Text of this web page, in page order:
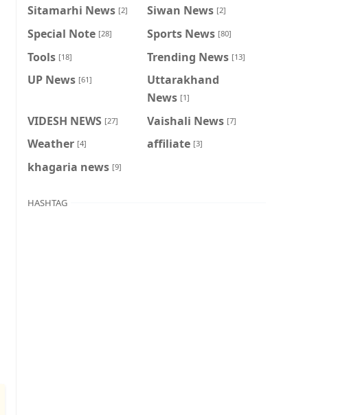
Sitamarhi News [2] Siwan News [2]
Special Note [28] Sports News [80]
Tools [18] Trending News [13]
UP News [61]
Uttarakhand
News [1]
VIDESH NEWS [27] Vaishali News [7]
Weather [4] affiliate [3]
khagaria news [9]
HASHTAG